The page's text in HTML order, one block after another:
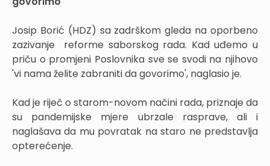
Josip Borić (HDZ) sa zadrškom gleda na oporbeno
zazivanje reforme saborskog rada. Kad uđemo u
priču o promjeni Poslovnika sve se svodi na njihovo
'vi nama želite zabraniti da govorimo', naglasio je.
Kad je riječ o starom-novom načini rada, priznaje da
su pandemijske mjere ubrzale rasprave, ali i
naglašava da mu povratak na staro ne predstavlja
opterećenje.